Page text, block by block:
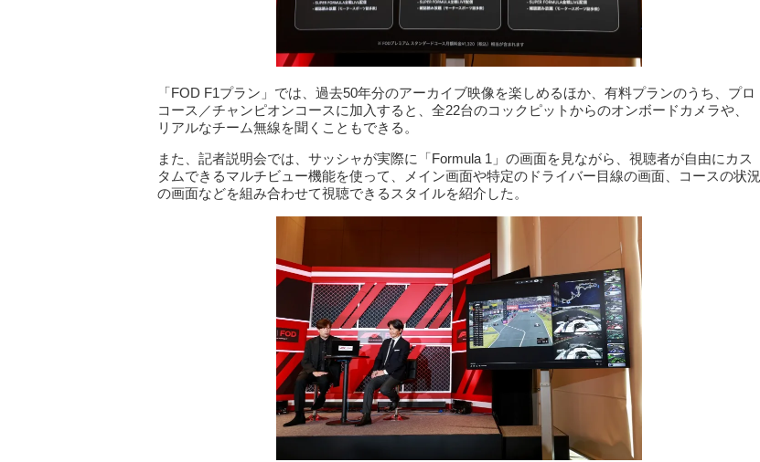
「FOD F1プラン」では、過去50年分のアーカイブ映像を楽しめるほか、有料プランのうち、プロ
コース／チャンピオンコースに加入すると、全22台のコックピットからのオンボードカメラや、
リアルなチーム無線を聞くこともできる。
また、記者説明会では、サッシャが実際に「Formula 1」の画面を見ながら、視聴者が自由にカス
タムできるマルチビュー機能を使って、メイン画面や特定のドライバー目線の画面、コースの状況
の画面などを組み合わせて視聴できるスタイルを紹介した。